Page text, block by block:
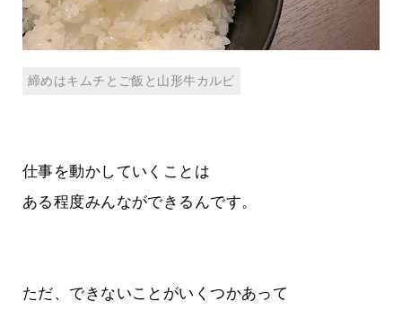
締めはキムチとご飯と山形牛カルビ
仕事を動かしていくことは
ある程度みんなができるんです。
ただ、できないことがいくつかあって